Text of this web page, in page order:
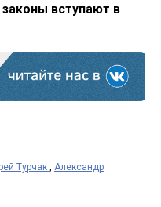
вступают в
Турчак , Александр